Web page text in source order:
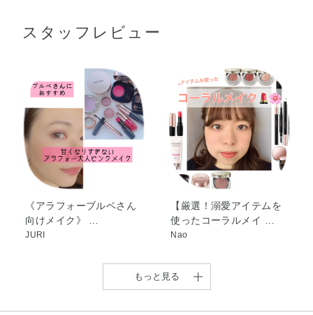
ください。塗布膜ごと簡単に落とせるフィルムタイプで
ル・ステアリン酸・アクリレーツコポリマー・ポリウレタ
ルベート80・ダマスクバラ花エキス・マツリカ花エキス・
レモン果実エキス・BHT・EDTA－2Na・PEG－20ソルビ
タンココエート・アクリル酸アルキルコポリマー・コレス
テロール・シメチコン・ジメチコノール・スクワラン・ス
テアリン酸グリセリル（SE）・セスキオレイン酸ソルビタ
ン・セテアリルアルコール・セテス－25・トリイソステア
リン酸イソプロピルチタン・ハイドロゲンジメチコン・ヒ
ドロキシエチルセルロース・ポリビニルアルコール・ラウ
リル硫酸Na・ラウレス－21・ラウロイルリシン・水酸化
Al・水添レシチン・麻セルロース・デヒドロ酢酸Na・フェ
スマス・酸化チタン・酸化鉄
スタッフレビュー
《アラフォーブルベさん
向けメイク》 …
JURI
【厳選！溺愛アイテムを
使ったコーラルメイ …
Nao
もっと見る